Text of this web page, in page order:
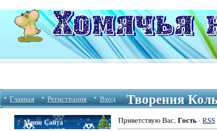
Главная Регистрация Вход Творения
Меню Сайта
Приветствую Вас,Гость ·RSS